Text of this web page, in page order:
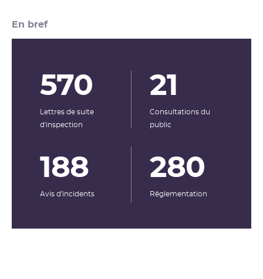
En bref
570
Lettres de suite
d'inspection
21
Consultations du
public
188
Avis d'incidents
280
Rêglementation